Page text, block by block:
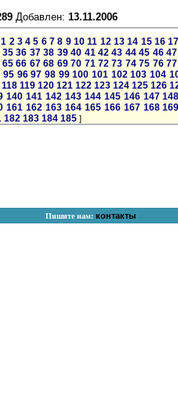
Добавлен: 13.11.2006
1 2 3 4 5 6 7 8 9 10 11 12 13 14 15 16
35 36 37 38 39 40 41 42 43 44 45 46 47
65 66 67 68 69 70 71 72 73 74 75 76 77
95 96 97 98 99 100 101 102 103 104
118 119 120 121 122 123 124 125 126
140 141 142 143 144 145 146 147
161 162 163 164 165 166 167 168
182 183 184 185 ]
Пишите нам: контакты